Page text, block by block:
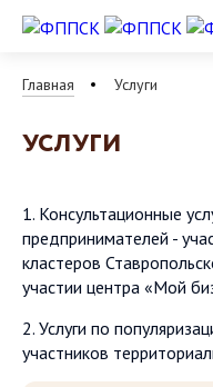
Главная Услуги
УСЛУГИ
1. Консультационные
предпринимателей -
кластеров
участии центра «Мой
2. Услуги по
участников